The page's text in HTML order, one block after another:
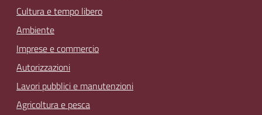
Cultura e tempo libero
Ambiente
Imprese e commercio
Autorizzazioni
Lavori pubblici e manutenzioni
Agricoltura e pesca